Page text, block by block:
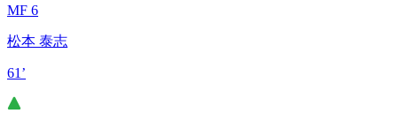
MF 6
松本 泰志
61’